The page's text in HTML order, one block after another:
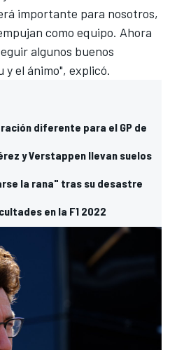
importante para nosotros,
como equipo. Ahora
algunos buenos
el ánimo", explicó.
diferente para el GP de
y Verstappen llevan suelos
la rana" tras su desastre
en la F1 2022